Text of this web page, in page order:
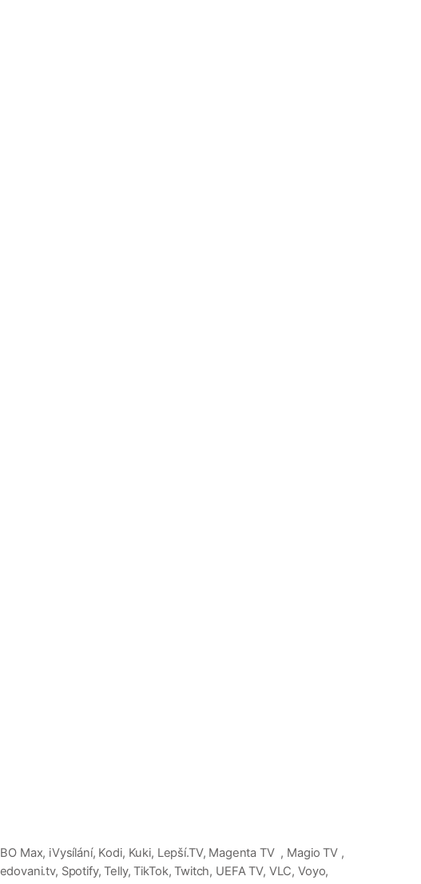
Max, iVysílání, Kodi, Kuki, Lepší.TV, Magenta TV , Magio TV ,
Spotify, Telly, TikTok, Twitch, UEFA TV, VLC, Voyo,